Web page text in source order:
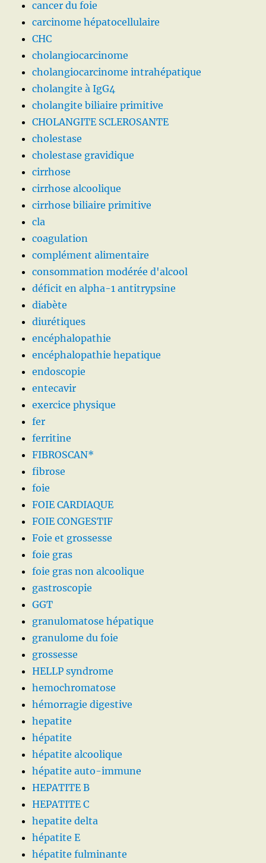
cancer du foie
carcinome hépatocellulaire
CHC
cholangiocarcinome
cholangiocarcinome intrahépatique
cholangite à IgG4
cholangite biliaire primitive
CHOLANGITE SCLEROSANTE
cholestase
cholestase gravidique
cirrhose
cirrhose alcoolique
cirrhose biliaire primitive
cla
coagulation
complément alimentaire
consommation modérée d'alcool
déficit en alpha-1 antitrypsine
diabète
diurétiques
encéphalopathie
encéphalopathie hepatique
endoscopie
entecavir
exercice physique
fer
ferritine
FIBROSCAN*
fibrose
foie
FOIE CARDIAQUE
FOIE CONGESTIF
Foie et grossesse
foie gras
foie gras non alcoolique
gastroscopie
GGT
granulomatose hépatique
granulome du foie
grossesse
HELLP syndrome
hemochromatose
hémorragie digestive
hepatite
hépatite
hépatite alcoolique
hépatite auto-immune
HEPATITE B
HEPATITE C
hepatite delta
hépatite E
hépatite fulminante